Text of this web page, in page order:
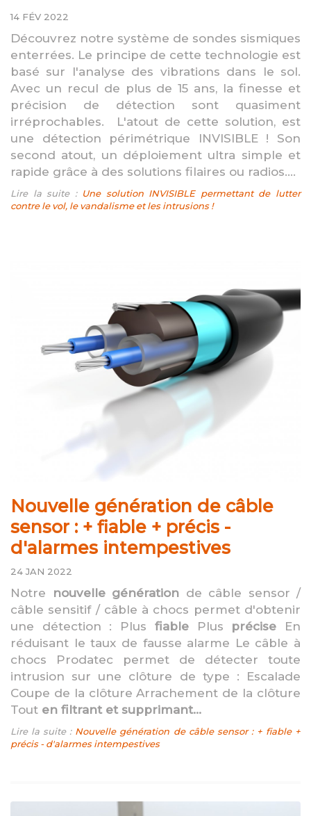
14 FÉV 2022
Découvrez notre système de sondes sismiques
enterrées. Le principe de cette technologie est
basé sur l'analyse des vibrations dans le sol.
Avec un recul de plus de 15 ans, la finesse et
précision de détection sont quasiment
irréprochables. L'atout de cette solution, est
une détection périmétrique INVISIBLE ! Son
second atout, un déploiement ultra simple et
rapide grâce à des solutions filaires ou radios....
Lire la suite : Une solution INVISIBLE permettant de lutter
contre le vol, le vandalisme et les intrusions !
Nouvelle génération de câble
sensor : + fiable + précis -
d'alarmes intempestives
24 JAN 2022
Notre nouvelle génération de câble sensor /
câble sensitif / câble à chocs permet d'obtenir
une détection : Plus fiablePlus précise En
réduisant le taux de fausse alarme Le câble à
chocs Prodatec permet de détecter toute
intrusion sur une clôture de type : Escalade
Coupe de la clôture Arrachement de la clôture
Tout en filtrant et supprimant...
Lire la suite : Nouvelle génération de câble sensor : + fiable +
précis - d'alarmes intempestives